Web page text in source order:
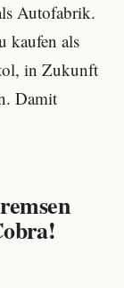
Autofabrik.
kaufen als
in Zukunft
Damit